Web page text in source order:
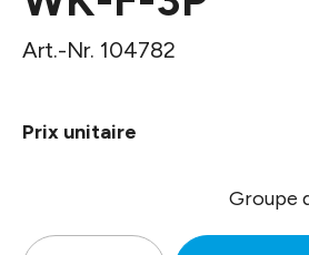
Art.-Nr. 104782
Prix unitaire
Groupe